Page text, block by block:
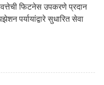
फिटनेस उपकरणे प्रदान
पर्यायांद्वारे सुधारित सेवा